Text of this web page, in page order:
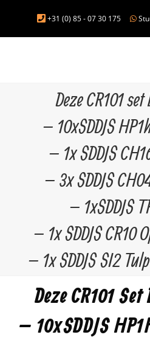
+31 (0) 85 - 07 30 175
Deze CR101
– 10x SDDJS
– 1x SDDJS
– 3x SDDJS
– 1x SDDJS
– 1x SDDJS CR10
– 1x SDDJS SI2
Deze CR101
– 10x SDDJS